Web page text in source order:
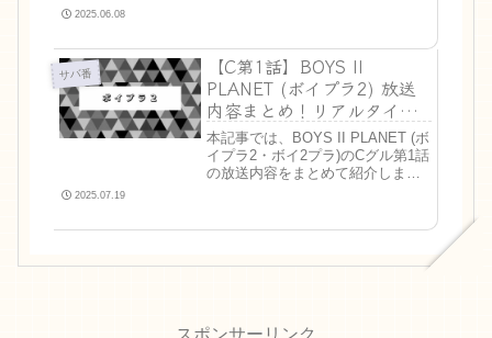
ンの方から集まった情報を元にし
ています。有力な情報を...
2025.06.08
サバ番
【C第1話】BOYS II
PLANET (ボイプラ2) 放送
内容まとめ！リアルタイム
ランキング・脱落者も
本記事では、BOYS II PLANET (ボ
イプラ2・ボイ2プラ)のCグル第1話
の放送内容をまとめて紹介しま
2025.07.19